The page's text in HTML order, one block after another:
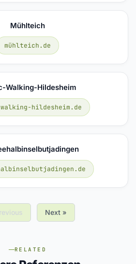
Mühlteich
mühlteich.de
Walking-Hildesheim
hildesheim.de
Next »
RELATED